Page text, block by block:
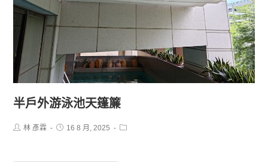
半戶外游泳池天篷簾
林 彥霖 16 8 月, 2025